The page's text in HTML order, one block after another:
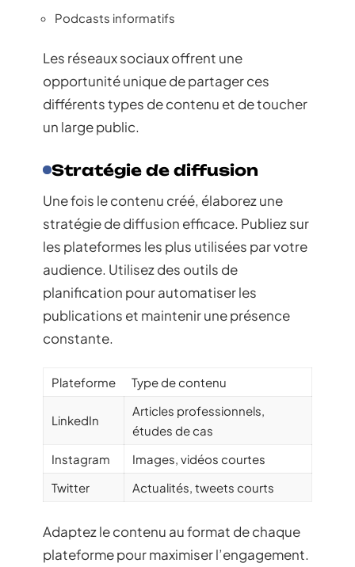
Podcasts informatifs
Les réseaux sociaux offrent une
opportunité unique de partager ces
différents types de contenu et de toucher
un large public.
Stratégie de diffusion
Une fois le contenu créé, élaborez une
stratégie de diffusion efficace. Publiez sur
les plateformes les plus utilisées par votre
audience. Utilisez des outils de
planification pour automatiser les
publications et maintenir une présence
constante.
Plateforme Type de contenu
LinkedIn
Articles professionnels,
études de cas
Instagram
Images, vidéos courtes
Twitter
Actualités, tweets courts
Adaptez le contenu au format de chaque
plateforme pour maximiser l’engagement.